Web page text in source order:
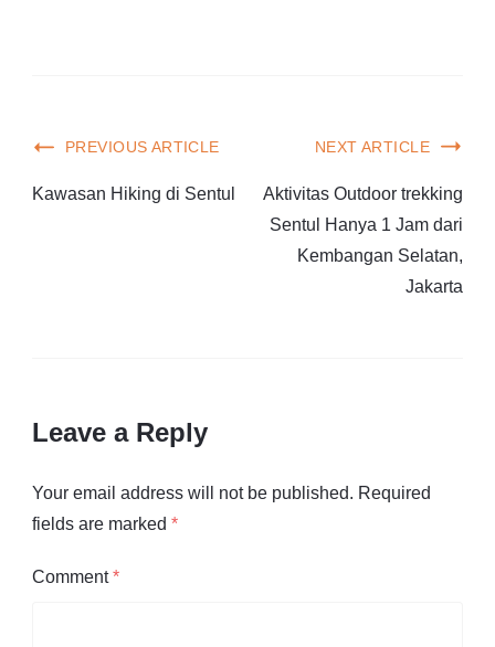
PREVIOUS ARTICLE
Kawasan Hiking di Sentul
NEXT ARTICLE
Aktivitas Outdoor trekking
Sentul Hanya 1 Jam dari
Kembangan Selatan,
Jakarta
Leave a Reply
Your email address will not be published. Required
fields are marked *
Comment*